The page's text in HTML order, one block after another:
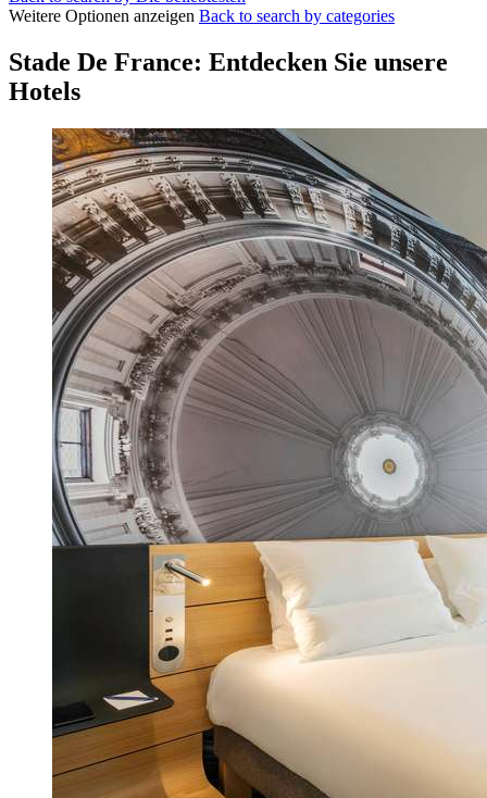
Weitere Optionen anzeigen Back to search by categories
Stade De France: Entdecken Sie unsere
Hotels